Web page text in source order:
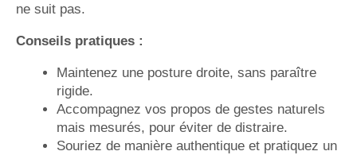
ne suit pas.
Conseils pratiques :
Maintenez une posture droite, sans paraître
rigide.
Accompagnez vos propos de gestes naturels
mais mesurés, pour éviter de distraire.
Souriez de manière authentique et pratiquez un